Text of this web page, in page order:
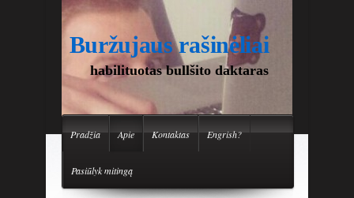
Buržujaus rašinėliai
habilituotas bullšito daktaras
Pradžia Apie Kontaktas Engrish?
Pasiūlyk mitingą